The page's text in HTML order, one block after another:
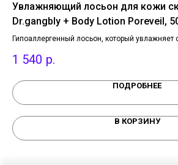
Увлажняющий лосьон для кожи
Dr.gangbly + Body Lotion Poreveil,
Гипоаллергенный лосьон, который увлажняет
кремовой текстуре, гладко впитывается в кожу.
1 540 р.
ПОДРОБНЕЕ
В КОРЗИНУ